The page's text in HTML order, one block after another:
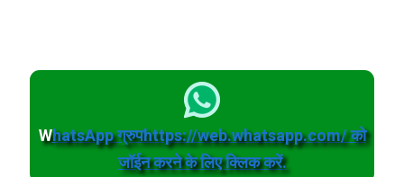
WhatsApp ग्रुपhttps://web.whatsapp.com/ को
जॉईन करने के लिए क्लिक करें.